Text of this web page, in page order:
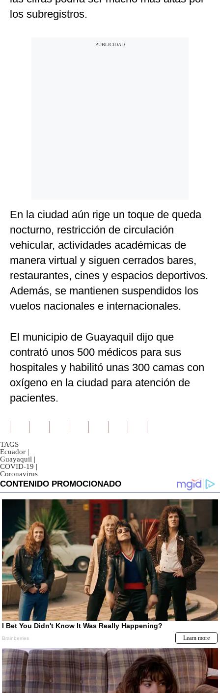
los subregistros.
En la ciudad aún rige un toque de queda
nocturno, restricción de circulación
vehicular, actividades académicas de
manera virtual y siguen cerrados bares,
restaurantes, cines y espacios deportivos.
Además, se mantienen suspendidos los
vuelos nacionales e internacionales.
El municipio de Guayaquil dijo que
contrató unos 500 médicos para sus
hospitales y habilitó unas 300 camas con
oxígeno en la ciudad para atención de
pacientes.
TAGS
Ecuador |
Guayaquil |
COVID-19 |
Coronavirus